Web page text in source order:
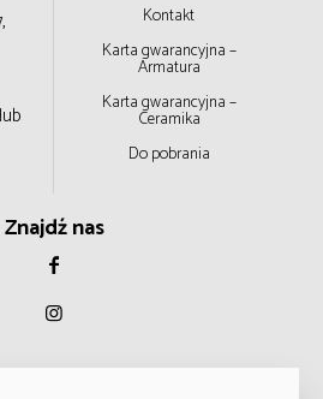
Kontakt
Karta gwarancyjna –
Armatura
Karta gwarancyjna –
Ceramika
Do pobrania
Znajdź nas